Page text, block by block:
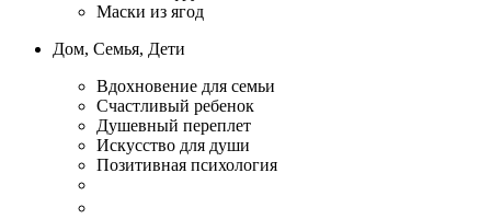
Маски из ягод
Дом, Семья, Дети
Вдохновение для семьи
Счастливый ребенок
Душевный переплет
Искусство для души
Позитивная психология